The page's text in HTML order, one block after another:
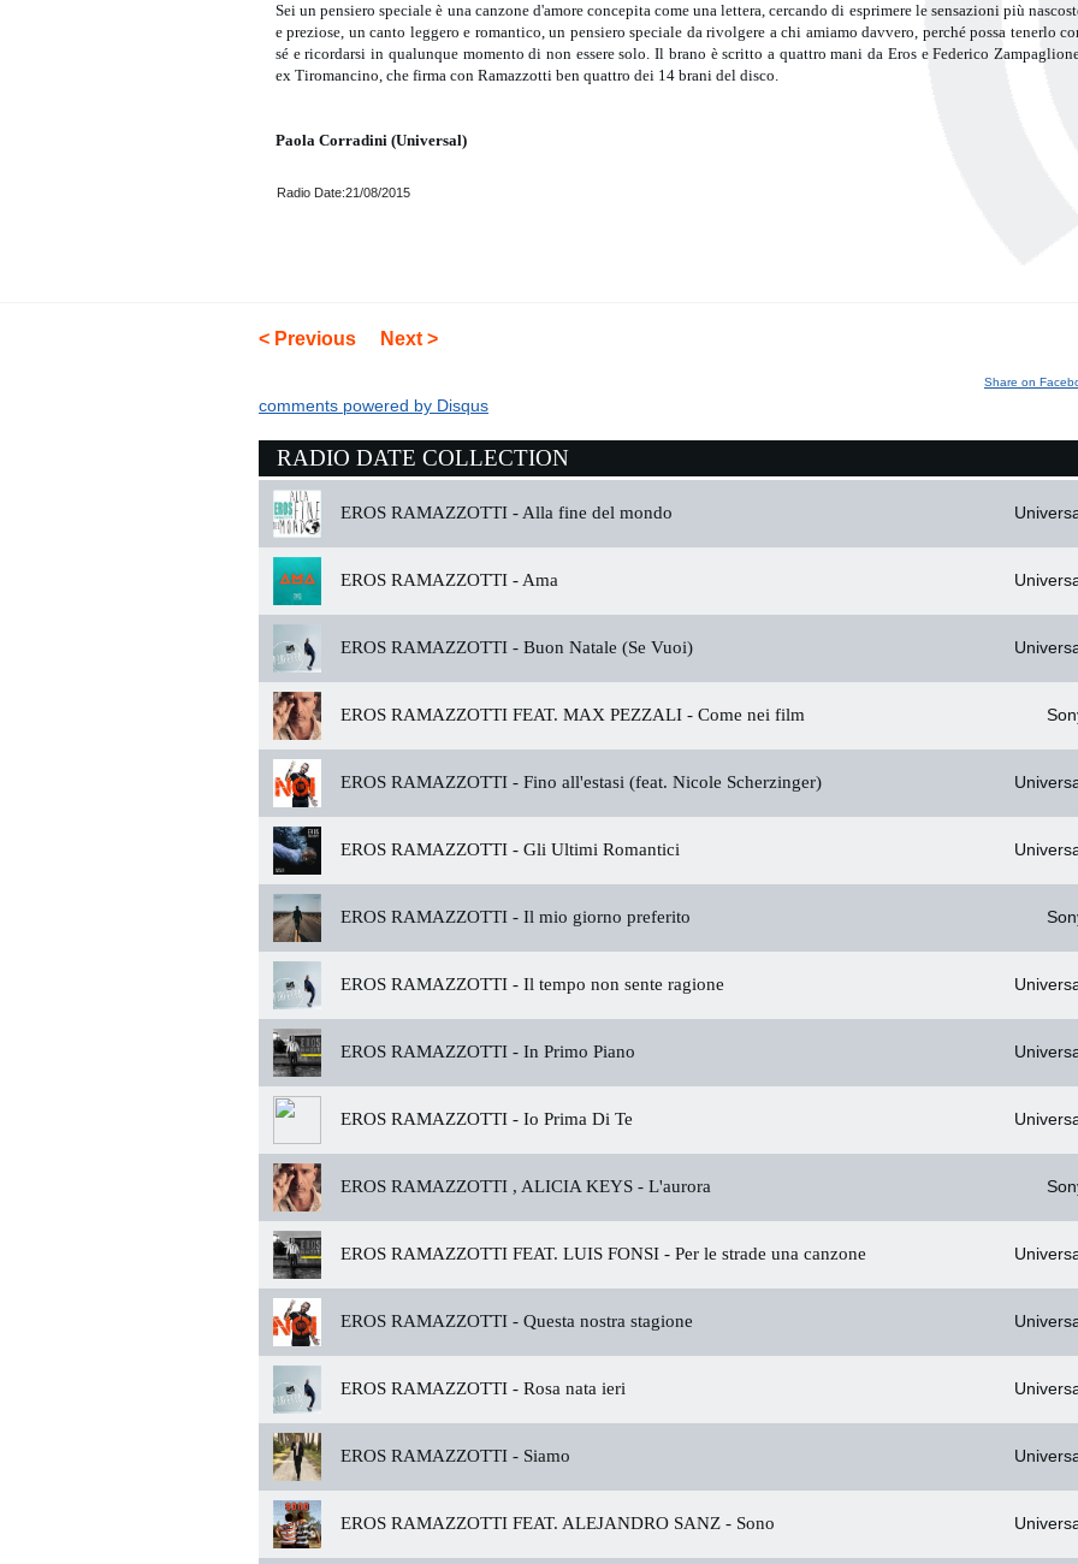
Sei un pensiero speciale è una canzone d'amore concepita come una lettera, cercando di esprimere le sensazioni più
e preziose, un canto leggero e romantico, un pensiero speciale da rivolgere a chi amiamo davvero, perché possa tenerlo
sé e ricordarsi in qualunque momento di non essere solo. Il brano è scritto a quattro mani da Eros e Federico
ex Tiromancino, che firma con Ramazzotti ben quattro dei 14 brani del disco.
Paola Corradini (Universal)
Radio Date:21/08/2015
< Previous Next >
Share on
comments powered by Disqus
RADIO DATE COLLECTION
EROS RAMAZZOTTI - Alla fine del mondo
EROS RAMAZZOTTI - Ama
EROS RAMAZZOTTI - Buon Natale (Se Vuoi)
EROS RAMAZZOTTI FEAT. MAX PEZZALI - Come nei film
EROS RAMAZZOTTI - Fino all'estasi (feat. Nicole Scherzinger)
EROS RAMAZZOTTI - Gli Ultimi Romantici
EROS RAMAZZOTTI - Il mio giorno preferito
EROS RAMAZZOTTI - Il tempo non sente ragione
EROS RAMAZZOTTI - In Primo Piano
EROS RAMAZZOTTI - Io Prima Di Te
EROS RAMAZZOTTI , ALICIA KEYS - L'aurora
EROS RAMAZZOTTI FEAT. LUIS FONSI - Per le strade una canzone
EROS RAMAZZOTTI - Questa nostra stagione
EROS RAMAZZOTTI - Rosa nata ieri
EROS RAMAZZOTTI - Siamo
EROS RAMAZZOTTI FEAT. ALEJANDRO SANZ - Sono